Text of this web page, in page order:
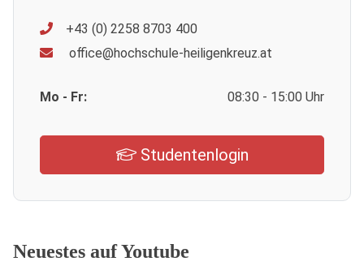
+43 (0) 2258 8703 400
office@hochschule-heiligenkreuz.at
Mo - Fr: 08:30 - 15:00 Uhr
Studentenlogin
Neuestes auf Youtube